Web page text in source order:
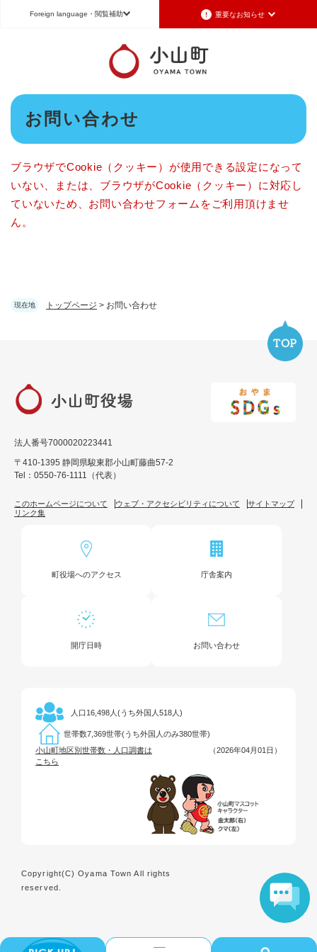
メニューを飛ばして本文へ
Foreign language ・閲覧補助 重要なお知らせ
Foreign language
日本語（Japanese） English（英語）
中文（簡体字）
Português（ポルトガル語）
文字サイズ 標準 拡大 背景色変更 白 黒 青
現在地 トップページ > お問い合わせ
本
お問い合わせ
ブラウザでCookie（クッキー）が使用できる設定になって
いない、または、ブラウザがCookie（クッキー）に対応し
ていないため、お問い合わせフォームをご利用頂けませ
ん。
法人番号7000020223441
〒410-1395 静岡県駿東郡小山町藤曲57-2
Tel：0550-76-1111（代表）
このホームページについて ウェブ・アクセシビリティについて
サイトマップ
リンク集
町役場へのアクセス 庁舎案内
開庁日時 お問い合わせ
人口 16,498人(うち外国人518人)
世帯数7,369世帯(うち外国人のみ380世帯)
小山町地区別世帯数・人口調書は
こちら
（2026年04月01日）
Copyright(C) Oyama Town All rights
reserved.